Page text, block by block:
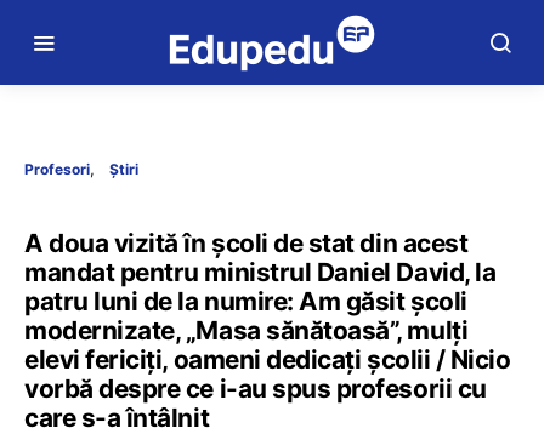
Profesori Știri
A doua vizită în școli de stat din acest
mandat pentru ministrul Daniel David, la
patru luni de la numire: Am găsit școli
modernizate, „Masa sănătoasă”, mulți
elevi fericiți, oameni dedicați școlii / Nicio
vorbă despre ce i-au spus profesorii cu
care s-a întâlnit